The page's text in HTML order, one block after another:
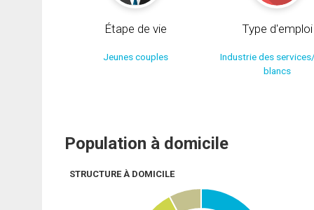
Étape de vie
Jeunes couples
Type d'emploi
Industrie des
blancs
Population à domicile
STRUCTURE À DOMICILE